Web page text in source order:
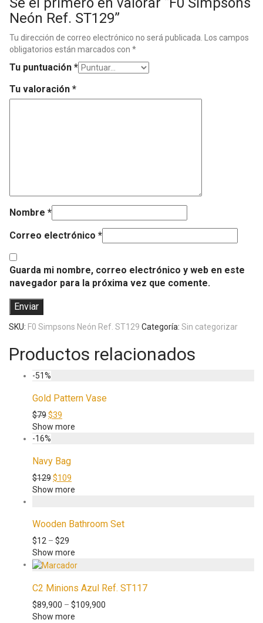
Neón Ref. ST129”
Tu dirección de correo electrónico no será publicada. Los campos
obligatorios están marcados con *
Tu puntuación *
Tu valoración *
Nombre *
Correo electrónico *
Guarda mi nombre, correo electrónico y web en este
navegador para la próxima vez que comente.
SKU: F0 Simpsons Neón Ref. ST129 Categoría: Sin categorizar
Productos relacionados
-51%
Gold Pattern Vase
$79$39
Show more
-16%
Navy Bag
$129$109
Show more
Wooden Bathroom Set
$12 – $29
Show more
C2 Minions Azul Ref. ST117
$89,900 – $109,900
Show more